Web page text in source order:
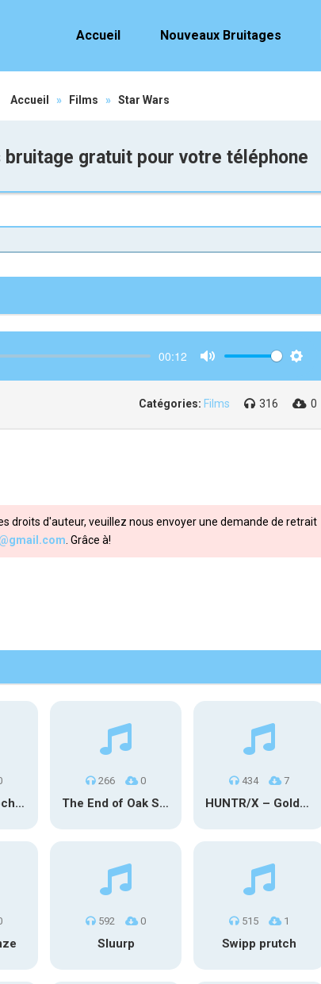
Accueil Nouveaux Bruitages
Accueil » Films » Star Wars
bruitage gratuit pour votre téléphone
00:12
Catégories: Films 316 0
droits d'auteur, veuillez nous envoyer une demande de retrait
. Grâce à!
Futari No Kimochi (OST Inuyasha)
266 0
The End of Oak Street Trailer
434 7
HUNTR/X – Golden (Glowin’ Version)
592 0
Sluurp
515 1
Swipp prutch